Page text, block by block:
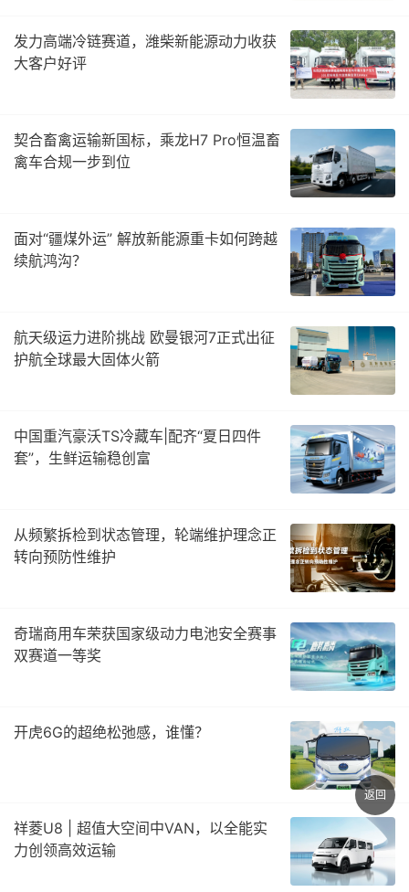
发力高端冷链赛道，潍柴新能源动力收获
大客户好评
契合畜禽运输新国标，乘龙H7 Pro恒温畜
禽车合规一步到位
面对“疆煤外运” 解放新能源重卡如何跨越
续航鸿沟？
航天级运力进阶挑战 欧曼银河7正式出征
护航全球最大固体火箭
中国重汽豪沃TS冷藏车|配齐“夏日四件
套”，生鲜运输稳创富
从频繁拆检到状态管理，轮端维护理念正
转向预防性维护
奇瑞商用车荣获国家级动力电池安全赛事
双赛道一等奖
开虎6G的超绝松弛感，谁懂？
祥菱U8 | 超值大空间中VAN，以全能实
力创领高效运输
返回